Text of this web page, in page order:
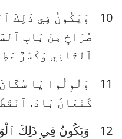
10
وَيَكُونُ فِي ذَلِكَ
صُرَاخٍ مِنْ بَابِ
ٱلثَّانِي وَكَسْرٌ
11
وَلْوِلُوا يَا
كَنْعَانَ بَادَ.
12
وَيَكُونُ فِي ذَلِكَ